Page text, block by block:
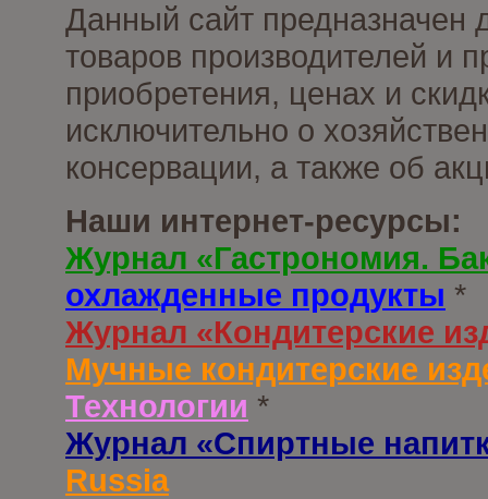
Данный сайт предназначен
товаров производителей и
приобретения, ценах и
исключительно о
консервации, а также об
Наши интернет-ресурсы:
Журнал «Гастрономия.
охлажденные продукты *
Журнал «Кондитерские
Мучные кондитерские
Технологии *
Журнал «Спиртные
Russia